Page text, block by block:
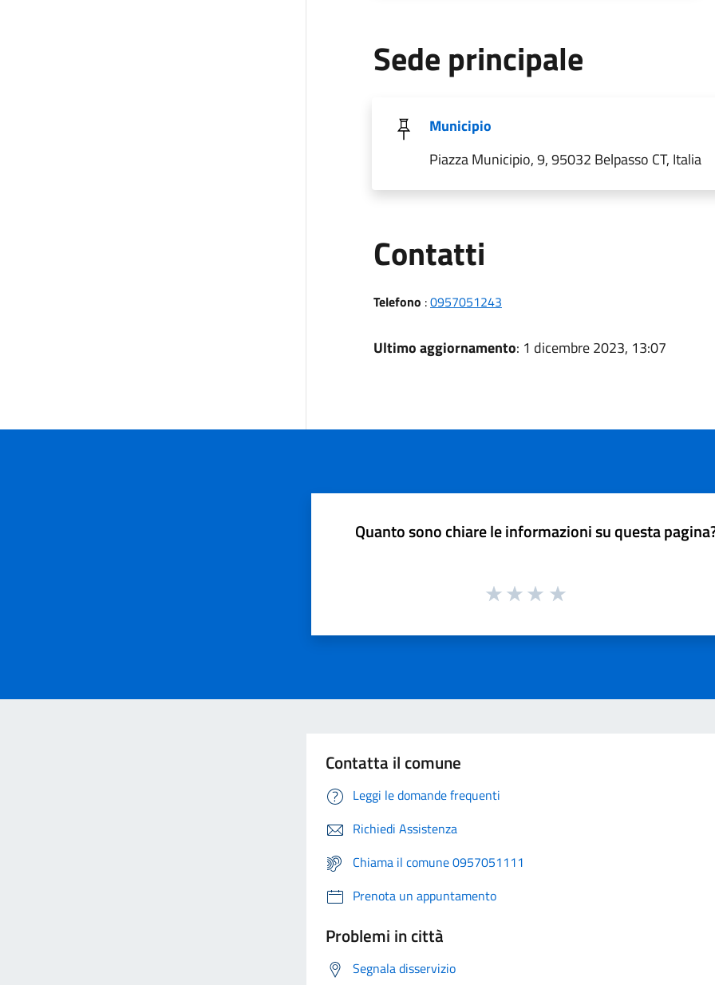
Sede principale
Municipio
Piazza Municipio, 9, 95032 Belpasso CT, Italia
Contatti
Telefono :0957051243
Ultimo aggiornamento: 1 dicembre 2023, 13:07
Quanto sono chiare le informazioni su questa
Contatta il comune
Leggi le domande frequenti
Richiedi Assistenza
Chiama il comune 0957051111
Prenota un appuntamento
Problemi in città
Segnala disservizio